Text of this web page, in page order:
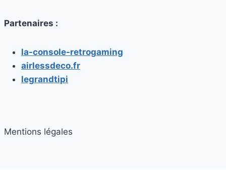
Partenaires :
la-console-retrogaming
airlessdeco.fr
legrandtipi
Mentions légales